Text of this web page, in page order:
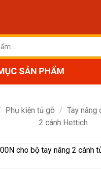
SẢN PHẨM
Phụ kiện tủ gỗ / Tay nâng
2 cánh Hettich